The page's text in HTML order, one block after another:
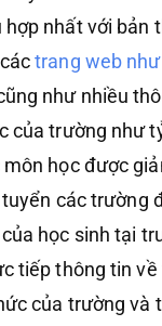
nhất với bản
trang web
như nhiều
của trường như
học được
các trường
học sinh tại
tiếp thông tin
của trường và